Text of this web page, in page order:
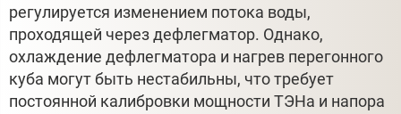
регулируется изменением потока воды,
проходящей через дефлегматор. Однако,
охлаждение дефлегматора и нагрев перегонного
куба могут быть нестабильны, что требует
постоянной калибровки мощности ТЭНа и напора